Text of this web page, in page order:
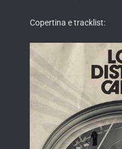
Copertina e tracklist: